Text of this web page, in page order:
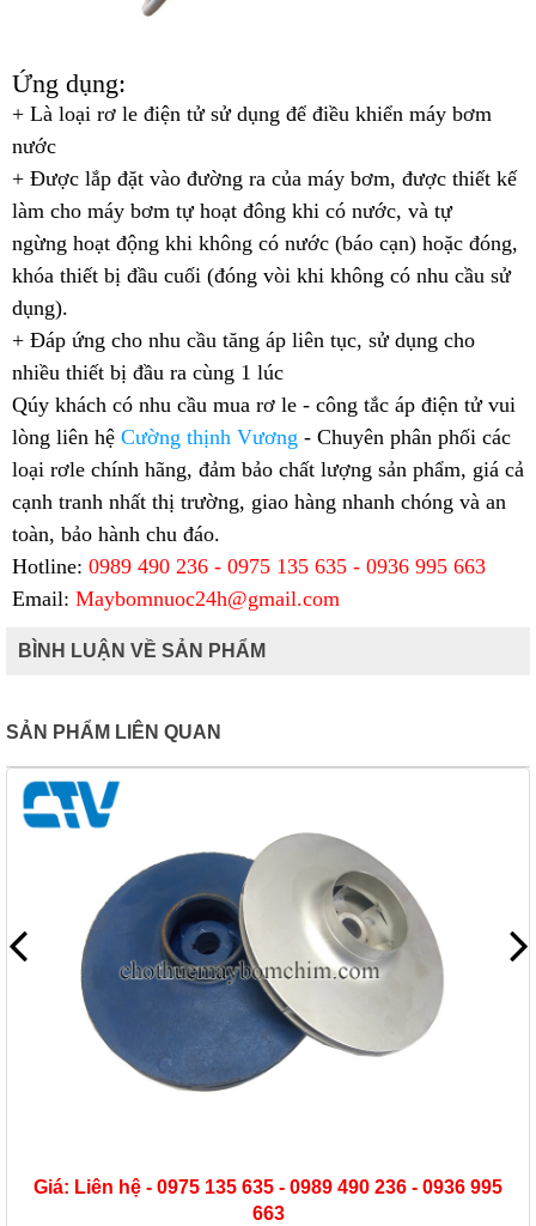
Ứng dụng:
+ Là loại rơ le điện tử sử dụng để điều khiển máy bơm
nước
+ Được lắp đặt vào đường ra của máy bơm, được thiết kế
làm cho máy bơm tự hoạt đông khi có nước, và tự
ngừng hoạt động khi không có nước (báo cạn) hoặc đóng,
khóa thiết bị đầu cuối (đóng vòi khi không có nhu cầu sử
dụng).
+ Đáp ứng cho nhu cầu tăng áp liên tục, sử dụng cho
nhiều thiết bị đầu ra cùng 1 lúc
Qúy khách có nhu cầu mua rơ le - công tắc áp điện tử vui
lòng liên hệ Cường thịnh Vương - Chuyên phân phối các
loại rơle chính hãng, đảm bảo chất lượng sản phẩm, giá cả
cạnh tranh nhất thị trường, giao hàng nhanh chóng và an
toàn, bảo hành chu đáo.
Hotline: 0989 490 236 - 0975 135 635 - 0936 995 663
Email: Maybomnuoc24h@gmail.com
BÌNH LUẬN VỀ SẢN PHẨM
SẢN PHẨM LIÊN QUAN